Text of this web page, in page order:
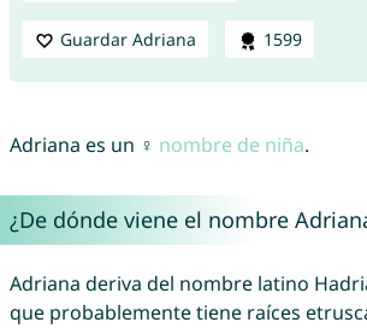
Guardar Adriana 1599
Adriana es un ♀ nombre de niña.
¿De dónde viene el nombre
Adriana deriva del nombre latino
que probablemente tiene raíces